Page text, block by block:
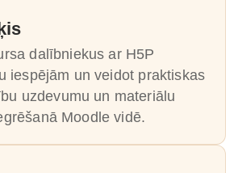
dalībniekus ar H5P
iespējām un veidot praktiskas
uzdevumu un materiālu
Moodle vidē.